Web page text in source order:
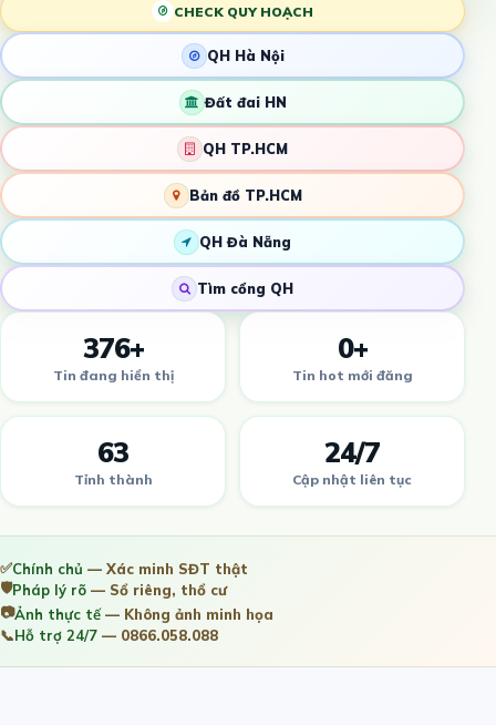
CHECK QUY HOẠCH
QH Hà Nội
Đất đai HN
QH TP.HCM
Bản đồ TP.HCM
QH Đà Nẵng
Tìm cổng QH
376+
Tin đang hiển thị
0+
Tin hot mới đăng
63
Tỉnh thành
24/7
Cập nhật liên tục
✅Chính chủ — Xác minh SĐT thật
🛡️Pháp lý rõ — Sổ riêng, thổ cư
📷Ảnh thực tế— Không ảnh minh họa
📞Hỗ trợ 24/7 — 0866.058.088